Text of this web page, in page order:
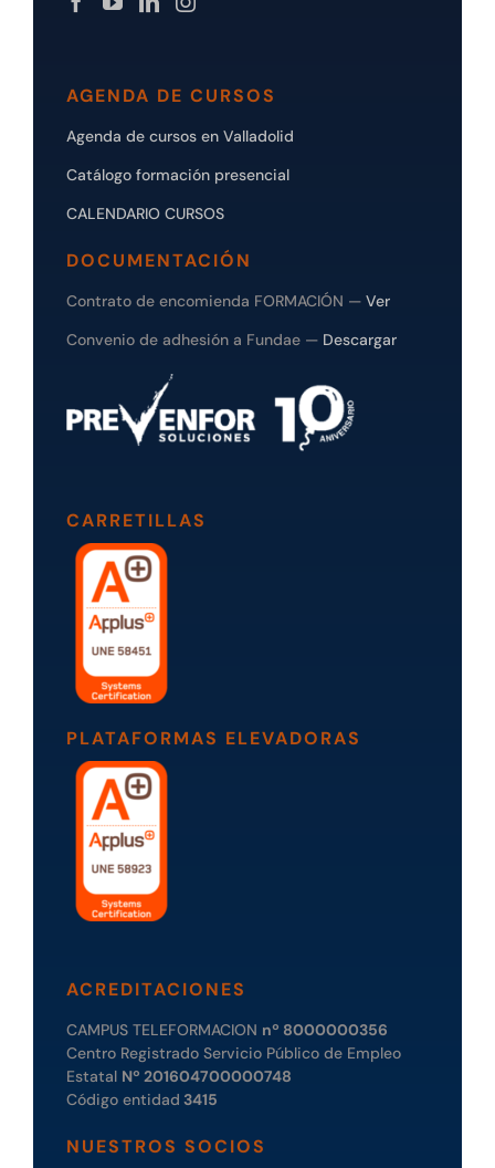
AGENDA DE CURSOS
Agenda de cursos en Valladolid
Catálogo formación presencial
CALENDARIO CURSOS
DOCUMENTACIÓN
Contrato de encomienda FORMACIÓN — Ver
Convenio de adhesión a Fundae — Descargar
CARRETILLAS
PLATAFORMAS ELEVADORAS
ACREDITACIONES
CAMPUS TELEFORMACION nº 8000000356
Centro Registrado Servicio Público de Empleo
Estatal Nº 201604700000748
Código entidad 3415
NUESTROS SOCIOS